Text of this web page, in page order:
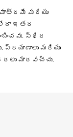
మాత్రమే మరియు
ఇతర
స్థిర
ప్రయాణాలు మరియు
మారవచ్చు.